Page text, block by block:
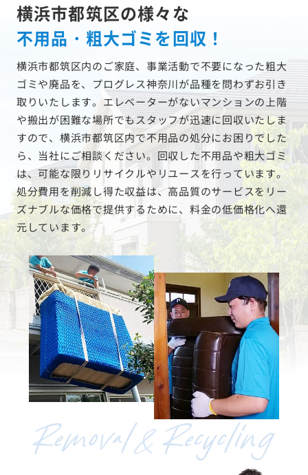
横浜市都筑区の様々な
不用品・粗大ゴミを回収！
横浜市都筑区内のご家庭、事業活動で不要になった粗大
ゴミや廃品を、プログレス神奈川が品種を問わずお引き
取りいたします。エレベーターがないマンションの上階
や搬出が困難な場所でもスタッフが迅速に回収いたしま
すので、横浜市都筑区内で不用品の処分にお困りでした
ら、当社にご相談ください。回収した不用品や粗大ゴミ
は、可能な限りリサイクルやリユースを行っています。
処分費用を削減し得た収益は、高品質のサービスをリー
ズナブルな価格で提供するために、料金の低価格化へ還
元しています。